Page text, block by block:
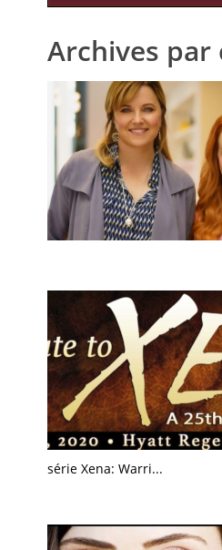
Archives par
série Xena: Warri...